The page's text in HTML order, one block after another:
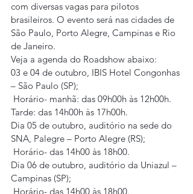
com diversas vagas para pilotos
brasileiros. O evento será nas cidades de
São Paulo, Porto Alegre, Campinas e Rio
de Janeiro.
Veja a agenda do Roadshow abaixo:
03 e 04 de outubro, IBIS Hotel Congonhas
– São Paulo (SP);
Tarde: das 14h00h às 17h00h.
Dia 05 de outubro, auditório na sede do
SNA, Palegre – Porto Alegre (RS);
Horário- das 14h00 às 18h00.
Dia 06 de outubro, auditório da Uniazul –
Campinas (SP);
Horário- das 14h00 às 18h00.